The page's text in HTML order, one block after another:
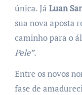
única. Já Luan
sua nova aposta
caminho para o
Pele”.
Entre os novos
fase de